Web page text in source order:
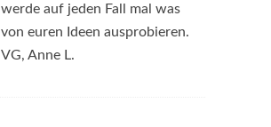
werde auf jeden Fall mal was
von euren Ideen ausprobieren.
VG, Anne L.